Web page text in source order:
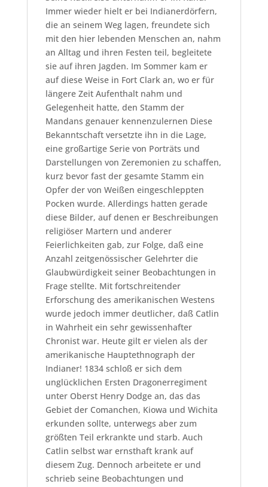
Immer wieder hielt er bei Indianerdörfern,
die an seinem Weg lagen, freundete sich
mit den hier lebenden Menschen an, nahm
an Alltag und ihren Festen teil, begleitete
sie auf ihren Jagden. Im Sommer kam er
auf diese Weise in Fort Clark an, wo er für
längere Zeit Aufenthalt nahm und
Gelegenheit hatte, den Stamm der
Mandans genauer kennenzulernen Diese
Bekanntschaft versetzte ihn in die Lage,
eine großartige Serie von Porträts und
Darstellungen von Zeremonien zu schaffen,
kurz bevor fast der gesamte Stamm ein
Opfer der von Weißen eingeschleppten
Pocken wurde. Allerdings hatten gerade
diese Bilder, auf denen er Beschreibungen
religiöser Martern und anderer
Feierlichkeiten gab, zur Folge, daß eine
Anzahl zeitgenössischer Gelehrter die
Glaubwürdigkeit seiner Beobachtungen in
Frage stellte. Mit fortschreitender
Erforschung des amerikanischen Westens
wurde jedoch immer deutlicher, daß Catlin
in Wahrheit ein sehr gewissenhafter
Chronist war. Heute gilt er vielen als der
amerikanische Hauptethnograph der
Indianer! 1834 schloß er sich dem
unglücklichen Ersten Dragonerregiment
unter Oberst Henry Dodge an, das das
Gebiet der Comanchen, Kiowa und Wichita
erkunden sollte, unterwegs aber zum
größten Teil erkrankte und starb. Auch
Catlin selbst war ernsthaft krank auf
diesem Zug. Dennoch arbeitete er und
schrieb seine Beobachtungen und